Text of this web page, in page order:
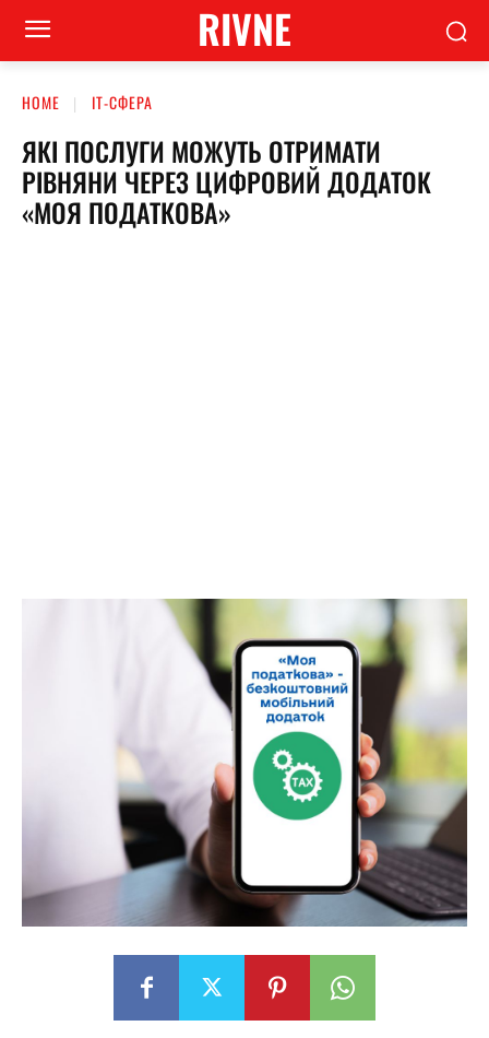
RIVNE
HOME ІТ-СФЕРА
ЯКІ ПОСЛУГИ МОЖУТЬ ОТРИМАТИ
РІВНЯНИ ЧЕРЕЗ ЦИФРОВИЙ ДОДАТОК
«МОЯ ПОДАТКОВА»